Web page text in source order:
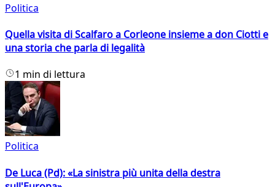
Politica
Quella visita di Scalfaro a Corleone insieme a don Ciotti e
una storia che parla di legalità
1 min di lettura
Politica
De Luca (Pd): «La sinistra più unita della destra